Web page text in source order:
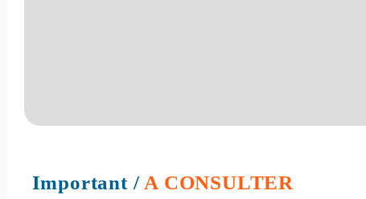
Important/ A CONSULTER